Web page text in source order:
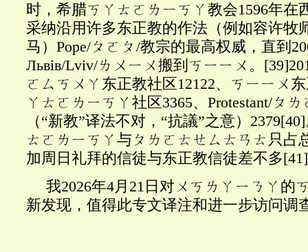
时，希腊ㄎㄚㄊㄛㄌㄧㄎㄚ教会1596年在
采纳沿用许多东正教的作法（例如容许牧
马）Pope/ㄆㄛㄆ/教宗的最高权威，直到
Львів/Lviv/ㄌㄨㄧㄨ搬到ㄎㄧㄧㄨ。 [39]
ㄛㄙㄎㄨㄚ东正教社区12122、ㄎㄧㄧㄨ
ㄚㄊㄛㄌㄧㄎㄚ社区3365、Protestant/ㄆ
（“新教”译法不对，“抗議”之意）2379[40]
ㄊㄛㄌㄧㄎㄚ与ㄆㄌㄛㄊㄝㄙㄊㄢㄊ只占
加周日礼拜的信徒与东正教信徒差不多[41]
我2026年4月21日对ㄨㄎㄌㄚㄧㄋㄚ的
新发现，值得此专文译注和进一步访问调